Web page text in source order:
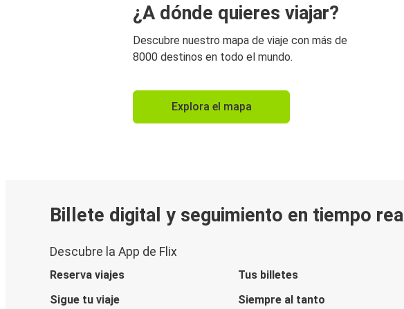
¿A dónde quieres viajar?
Descubre nuestro mapa de viaje con más de
8000 destinos en todo el mundo.
Explora el mapa
Billete digital y seguimiento en tiempo real
Descubre la App de Flix
Reserva viajes
Tus billetes
Sigue tu viaje
Siempre al tanto